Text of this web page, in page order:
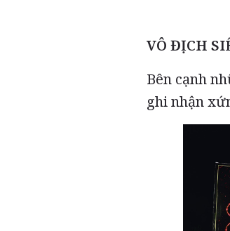
VÔ ĐỊCH
Bên cạnh
ghi nhận